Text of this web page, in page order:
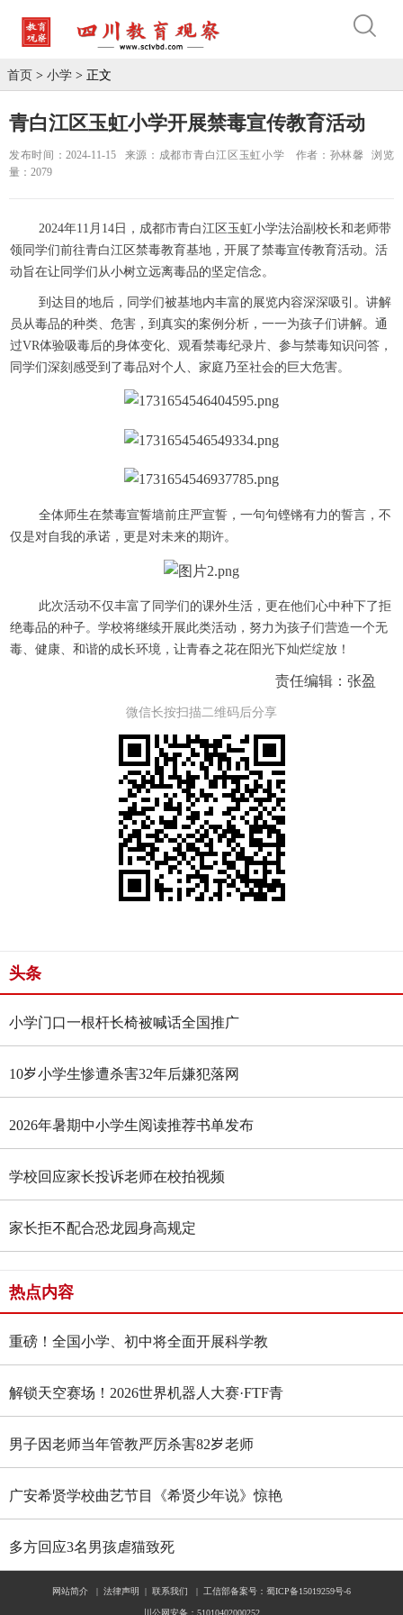
首页 > 小学 > 正文
青白江区玉虹小学开展禁毒宣传教育活动
发布时间：2024-11-15 来源：成都市青白江区玉虹小学 作者：孙林馨
浏览
量：2079
2024年11月14日，成都市青白江区玉虹小学法治副校长和老师带
领同学们前往青白江区禁毒教育基地，开展了禁毒宣传教育活动。活
动旨在让同学们从小树立远离毒品的坚定信念。
到达目的地后，同学们被基地内丰富的展览内容深深吸引。讲解
员从毒品的种类、危害，到真实的案例分析，一一为孩子们讲解。通
过VR体验吸毒后的身体变化、观看禁毒纪录片、参与禁毒知识问答，
同学们深刻感受到了毒品对个人、家庭乃至社会的巨大危害。
全体师生在禁毒宣誓墙前庄严宣誓，一句句铿锵有力的誓言，不
仅是对自我的承诺，更是对未来的期许。
此次活动不仅丰富了同学们的课外生活，更在他们心中种下了拒
绝毒品的种子。学校将继续开展此类活动，努力为孩子们营造一个无
毒、健康、和谐的成长环境，让青春之花在阳光下灿烂绽放！
责任编辑：张盈
微信长按扫描二维码后分享
头条
小学门口一根杆长椅被喊话全国推广
10岁小学生惨遭杀害32年后嫌犯落网
2026年暑期中小学生阅读推荐书单发布
学校回应家长投诉老师在校拍视频
家长拒不配合恐龙园身高规定
热点内容
重磅！全国小学、初中将全面开展科学教
育“做中学”领航行动
解锁天空赛场！2026世界机器人大赛·FTF青
少年无人机大赛四川选拔赛燃情启幕
男子因老师当年管教严厉杀害82岁老师
广安希贤学校曲艺节目《希贤少年说》惊艳
全国舞台 斩获国家级殊荣
多方回应3名男孩虐猫致死
网站简介 | 法律声明 | 联系我们 | 工信部备案号：蜀ICP备15019259号-6
川公网安备：51010402000252